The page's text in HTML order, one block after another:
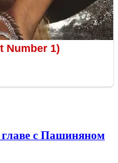
с Пашиняном